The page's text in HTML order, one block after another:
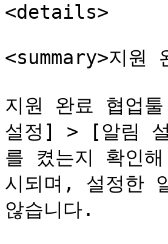
<details>
<summary>지원
지원 완료 협업
설정] > [알림
를 켰는지 확인
시되며, 설정한
않습니다.